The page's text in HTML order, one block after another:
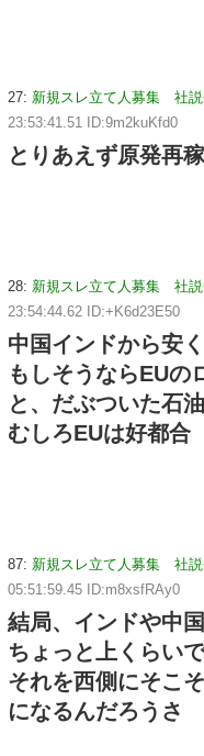
27: 新規スレ立て人募集 社
23:53:41.51 ID:9m2kuKfd0
とりあえず原発再
28: 新規スレ立て人募集 社
23:54:44.62 ID:+K6d23E50
中国インドから安
もしそうならEUの
と、だぶついた石
むしろEUは好都合
87: 新規スレ立て人募集 社
05:51:59.45 ID:m8xsfRAy0
結局、インドや中
ちょっと上くらいで
それを西側にそこ
になるんだろうさ